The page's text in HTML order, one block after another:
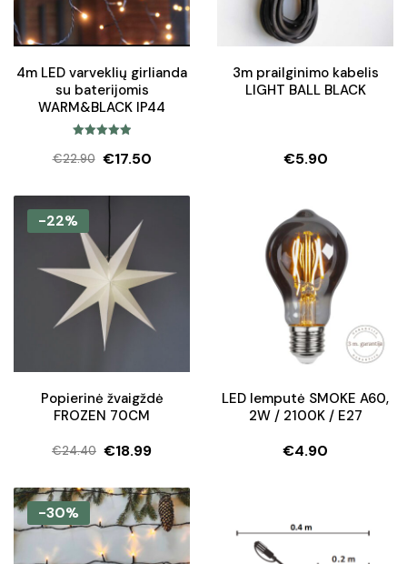
4m LED varveklių girlianda
su baterijomis
WARM&BLACK IP44
5.00
iš 5
€22.90
Original
price
€22.90.
€17.50
Current
price
€17.50.
3m prailginimo kabelis
LIGHT BALL BLACK
€5.90
-22%
Popierinė žvaigždė
FROZEN 70CM
€24.40
Original
price
was:
€24.40.
€18.99
Current
price
is:
€18.99.
LED lemputė SMOKE A60,
2W / 2100K / E27
€4.90
-30%